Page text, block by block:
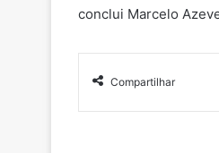
conclui Marcelo
Compartilhar